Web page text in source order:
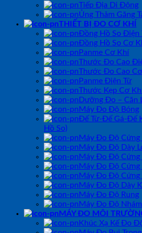
Tiếp Địa Di Động
Ủng Thảm Găng
THIẾT BỊ ĐO CƠ KHÍ
Đồng Hồ So Điện
Đồng Hồ So Cơ
Panme Cơ Khí
Thước Đo Cao
Thước Đo Cao
Panme Điện Tử
Thước Kẹp Cơ
Dưỡng Đo – Căn
Máy Đo Độ Bóng
Đế Từ-Đế Gá-Đế
Hồ So)
Máy Đo Độ Cứng
Máy Đo Độ Dày
Máy Đo Độ Cứng
Máy Đo Độ Cứng
Máy Đo Độ Cứng
Máy Đo Độ Dày
Máy Đo Độ Rung
Máy Đo Độ
MÁY ĐO MÔI
Khúc Xạ Kế Đo